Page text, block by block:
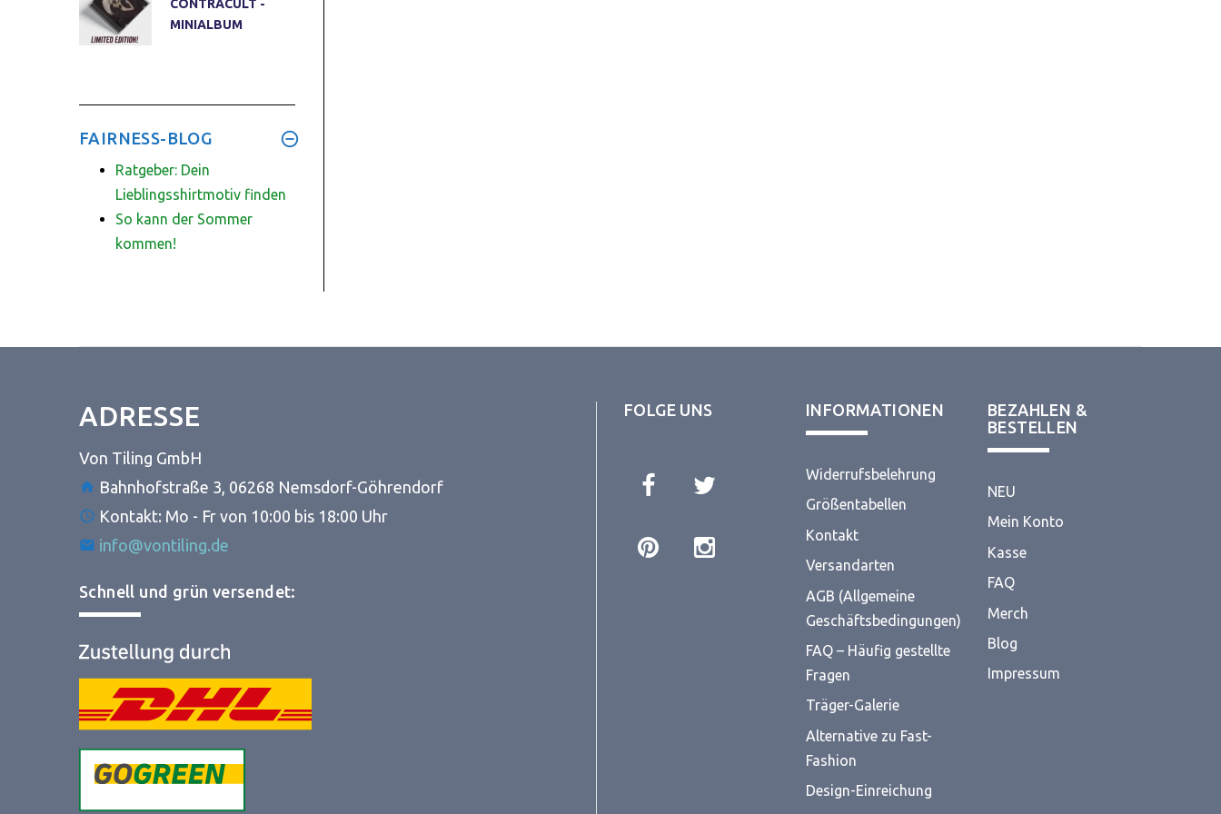
CONTRACULT -
MINIALBUM
FAIRNESS-BLOG
Ratgeber: Dein
Lieblingsshirtmotiv finden
So kann der Sommer
kommen!
ADRESSE
Von Tiling GmbH
Bahnhofstraße 3, 06268 Nemsdorf-Göhrendorf
Kontakt: Mo - Fr von 10:00 bis 18:00 Uhr
info@vontiling.de
Schnell und grün versendet:
FOLGE UNS INFORMATIONEN
Widerrufsbelehrung
Größentabellen
Kontakt
Versandarten
AGB (Allgemeine
Geschäftsbedingungen)
FAQ – Häufig gestellte
Fragen
Träger-Galerie
Alternative zu Fast-
Fashion
Design-Einreichung
BEZAHLEN &
BESTELLEN
NEU
Mein Konto
Kasse
FAQ
Merch
Blog
Impressum